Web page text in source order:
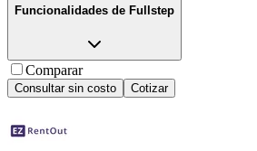
Funcionalidades de Fullstep
Comparar
Consultar sin costo Cotizar